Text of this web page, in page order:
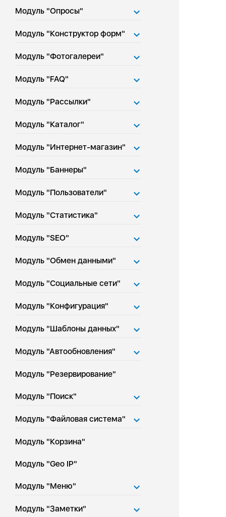
Модуль "Опросы"
Модуль "Конструктор форм"
Модуль "Фотогалереи"
Модуль "FAQ"
Модуль "Рассылки"
Модуль "Каталог"
Модуль "Интернет-магазин"
Модуль "Баннеры"
Модуль "Пользователи"
Модуль "Статистика"
Модуль "SEO"
Модуль "Обмен данными"
Модуль "Социальные сети"
Модуль "Конфигурация"
Модуль "Шаблоны данных"
Модуль "Автообновления"
Модуль "Резервирование"
Модуль "Поиск"
Модуль "Файловая система"
Модуль "Корзина"
Модуль "Geo IP"
Модуль "Меню"
Модуль "Заметки"